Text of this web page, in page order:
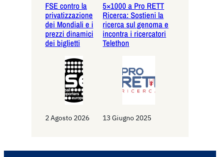
h
FSE contro la
privatizzazione
dei Mondiali e i
prezzi dinamici
dei biglietti
2 Agosto 2026
5×1000 a Pro RETT
Ricerca: Sostieni la
ricerca sul genoma e
incontra i ricercatori
Telethon
13 Giugno 2025